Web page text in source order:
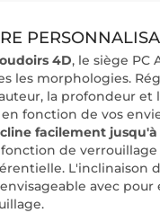
4D, le siège PC
les morphologies.
la profondeur et
fonction de vos
facilement jusqu'à
de
L'inclinaison
avec pour